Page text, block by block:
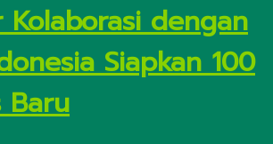
Kolaborasi dengan
Siapkan 100
Baru